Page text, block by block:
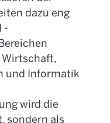
dazu eng
-
Wirtschaft,
und Informatik
wird die
sondern als